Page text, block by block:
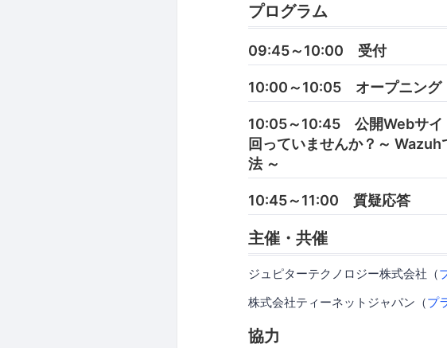
プログラム
09:45～10:00 受付
10:00～10:05 オープニング
10:05～10:45 公開Webサイ
回っていませんか？～
法 ～
10:45～11:00 質疑応答
主催・共催
ジュピターテクノロジー株式会社（
株式会社ティーネットジャパン（プ
協力